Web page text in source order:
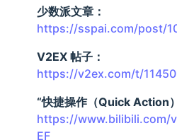
少数派文章：
https://sspai.com/post/
V2EX 帖子：
https://v2ex.com/t/
“快捷操作（Quick Action
https://www.bilibili.com/
EF